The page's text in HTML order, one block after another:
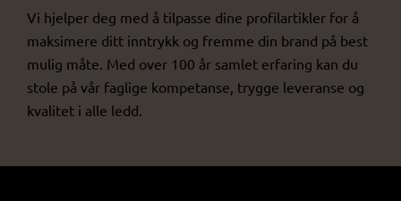
Vi hjelper deg med å tilpasse dine profilartikler for å
maksimere ditt inntrykk og fremme din brand på best
mulig måte. Med over 100 år samlet erfaring kan du
stole på vår faglige kompetanse, trygge leveranse og
kvalitet i alle ledd.